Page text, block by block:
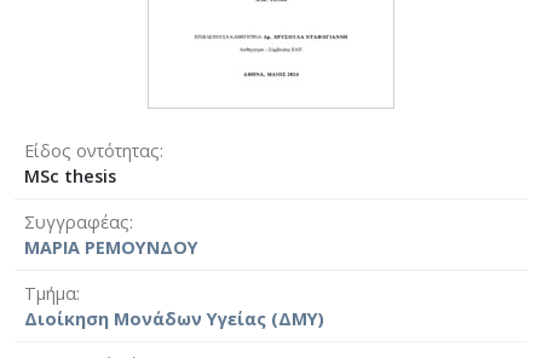
Είδος οντότητας
MSc thesis
Συγγραφέας
ΜΑΡΙΑ ΡΕΜΟΥΝΔΟΥ
Τμήμα
Διοίκηση Μονάδων Υγείας (ΔΜΥ)